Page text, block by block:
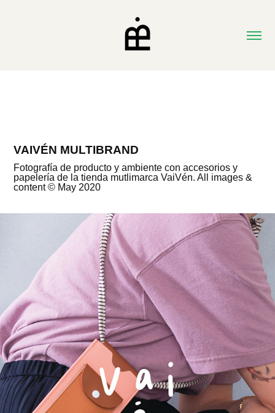
VAIVÉN MULTIBRAND
Fotografía de producto y ambiente con accesorios y
papelería de la tienda mutlimarca VaiVén. All images &
content © May 2020